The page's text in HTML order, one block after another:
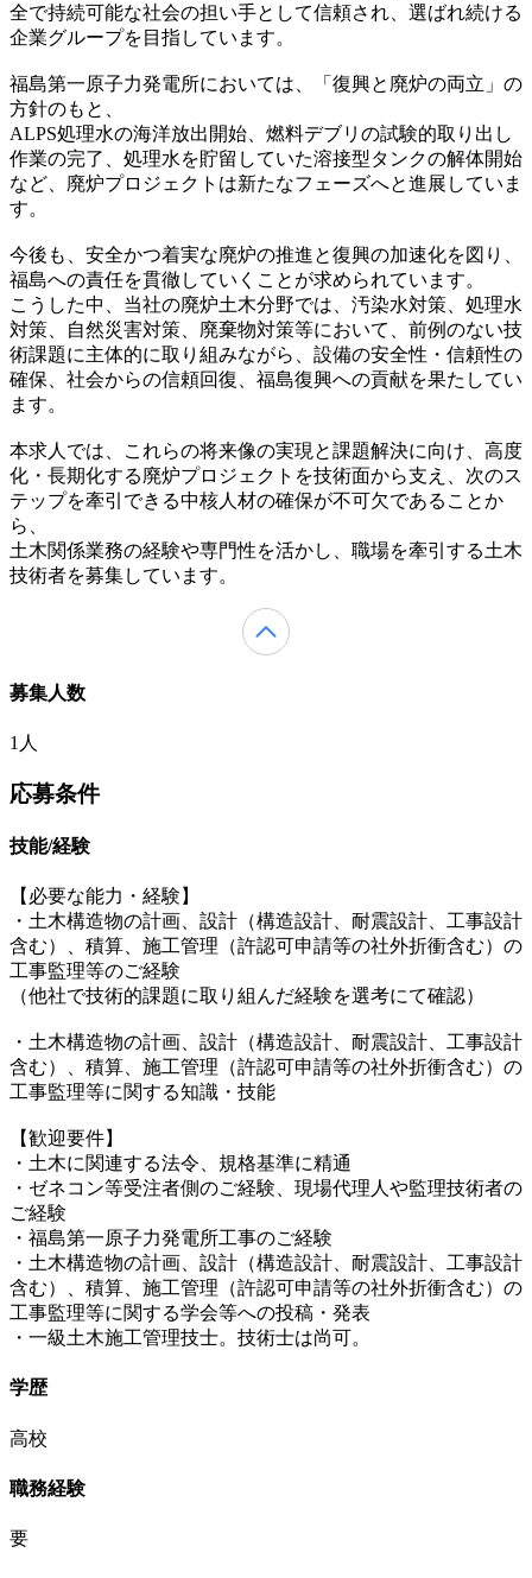
全で持続可能な社会の担い手として信頼され、選ばれ続ける
企業グループを目指しています。
福島第一原子力発電所においては、「復興と廃炉の両立」の
方針のもと、
ALPS処理水の海洋放出開始、燃料デブリの試験的取り出し
作業の完了、処理水を貯留していた溶接型タンクの解体開始
など、廃炉プロジェクトは新たなフェーズへと進展していま
す。
今後も、安全かつ着実な廃炉の推進と復興の加速化を図り、
福島への責任を貫徹していくことが求められています。
こうした中、当社の廃炉土木分野では、汚染水対策、処理水
対策、自然災害対策、廃棄物対策等において、前例のない技
術課題に主体的に取り組みながら、設備の安全性・信頼性の
確保、社会からの信頼回復、福島復興への貢献を果たしてい
ます。
本求人では、これらの将来像の実現と課題解決に向け、高度
化・長期化する廃炉プロジェクトを技術面から支え、次のス
テップを牽引できる中核人材の確保が不可欠であることか
ら、
土木関係業務の経験や専門性を活かし、職場を牽引する土木
技術者を募集しています。
募集人数
1人
応募条件
技能/経験
【必要な能力・経験】
・土木構造物の計画、設計（構造設計、耐震設計、工事設計
含む）、積算、施工管理（許認可申請等の社外折衝含む）の
工事監理等のご経験
（他社で技術的課題に取り組んだ経験を選考にて確認）
・土木構造物の計画、設計（構造設計、耐震設計、工事設計
含む）、積算、施工管理（許認可申請等の社外折衝含む）の
工事監理等に関する知識・技能
【歓迎要件】
・土木に関連する法令、規格基準に精通
・ゼネコン等受注者側のご経験、現場代理人や監理技術者の
ご経験
・福島第一原子力発電所工事のご経験
・土木構造物の計画、設計（構造設計、耐震設計、工事設計
含む）、積算、施工管理（許認可申請等の社外折衝含む）の
工事監理等に関する学会等への投稿・発表
・一級土木施工管理技士。技術士は尚可。
学歴
高校
職務経験
要